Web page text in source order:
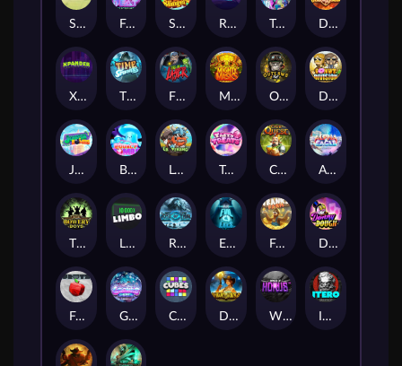
Stick'em Feel The Beat Snow Slingers Rocket Reels Twisted Lab Dragon’s Domain
Xpander Time Spinners Fire My Laser Mighty Masks Outlasw Inc Donut Division
Joker Bombs BOUNCY BOMBS Le Viking Tasty Treats Cash Quest Alpha Eagle
The Bowery Boys Limbo Rise of Ymir Evil Eyes Frank's Farm DONNY DOUGH
Frutz Gronk's Gems Cubes Dawn of Kings Wings of Horus ITERO